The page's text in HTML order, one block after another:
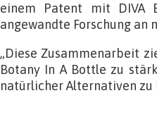
einem Patent mit DIVA
angewandte Forschung
„Diese Zusammenarbeit
Botany In A Bottle zu
natürlicher Alternativen zu